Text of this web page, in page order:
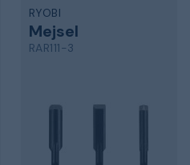
RYOBI
Mejsel
RAR111-3